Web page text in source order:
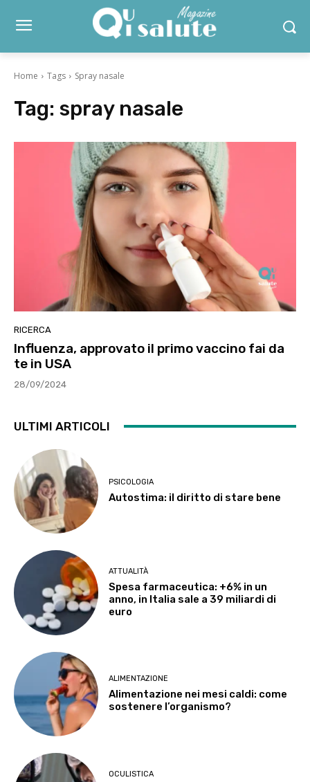
Home Tags Spray nasale
Tag: spray nasale
RICERCA
Influenza, approvato il primo vaccino fai da
te in USA
28/09/2024
ULTIMI ARTICOLI
PSICOLOGIA
Autostima: il diritto di stare bene
ATTUALITÀ
Spesa farmaceutica: +6% in un
anno, in Italia sale a 39 miliardi di
euro
ALIMENTAZIONE
Alimentazione nei mesi caldi: come
sostenere l’organismo?
OCULISTICA